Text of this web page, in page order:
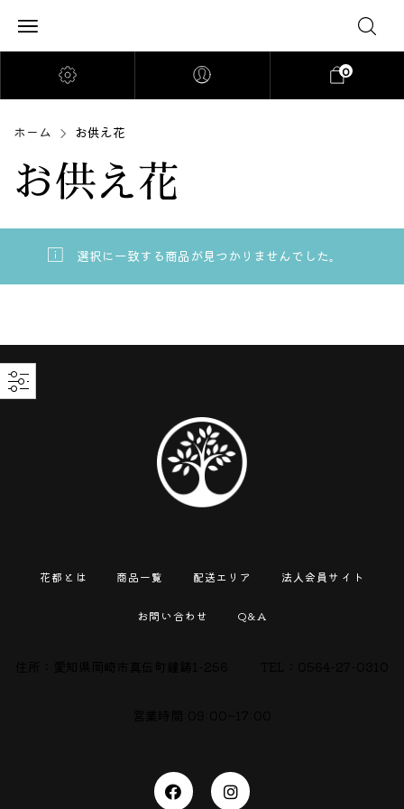
0
ホーム お供え花
お供え花
選択に一致する商品が見つかりませんでした。
花都とは 商品一覧 配送エリア 法人会員サイト
お問い合わせ Q&A